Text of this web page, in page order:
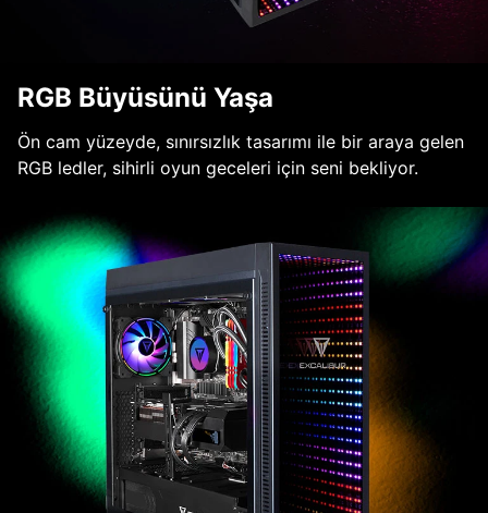
RGB Büyüsünü Yaşa
Ön cam yüzeyde, sınırsızlık tasarımı ile bir araya gelen
RGB ledler, sihirli oyun geceleri için seni bekliyor.